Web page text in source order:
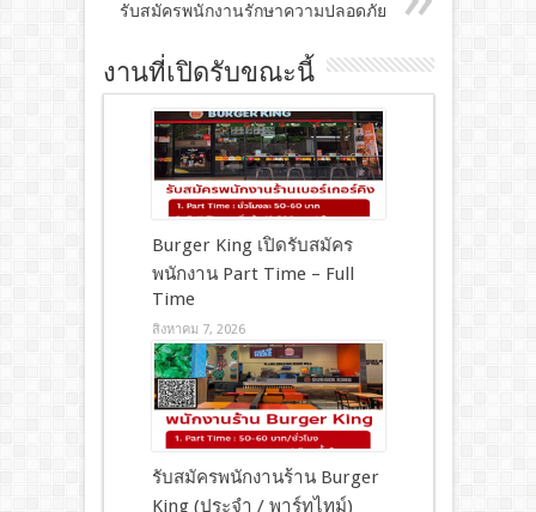
รับสมัครพนักงานรักษาความปลอดภัย
งานที่เปิดรับขณะนี้
Burger King เปิดรับสมัคร
พนักงาน Part Time – Full
Time
สิงหาคม 7, 2026
รับสมัครพนักงานร้าน Burger
King (ประจำ / พาร์ทไทม์)